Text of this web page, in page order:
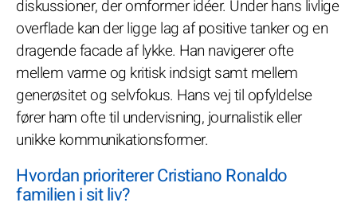
diskussioner, der omformer idéer. Under hans livlige
overflade kan der ligge lag af positive tanker og en
dragende facade af lykke. Han navigerer ofte
mellem varme og kritisk indsigt samt mellem
generøsitet og selvfokus. Hans vej til opfyldelse
fører ham ofte til undervisning, journalistik eller
unikke kommunikationsformer.
Hvordan prioriterer Cristiano Ronaldo
familien i sit liv?